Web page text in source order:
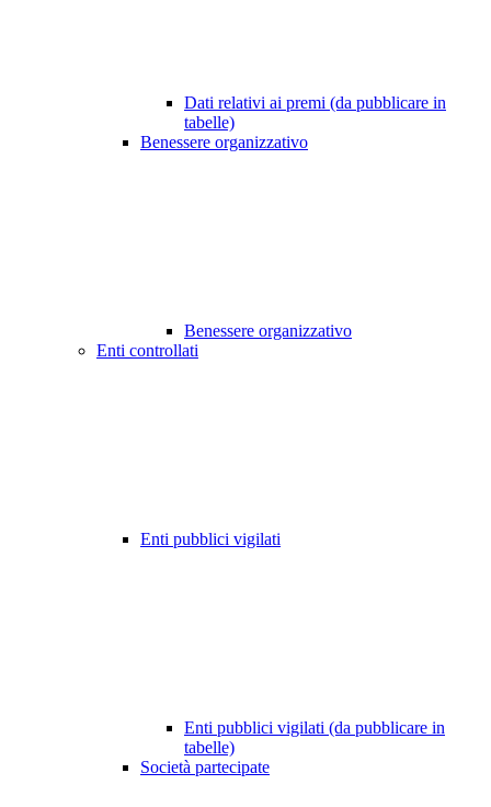
Dati relativi ai premi (da pubblicare in
tabelle)
Benessere organizzativo
Benessere organizzativo
Enti controllati
Enti pubblici vigilati
Enti pubblici vigilati (da pubblicare in
tabelle)
Società partecipate